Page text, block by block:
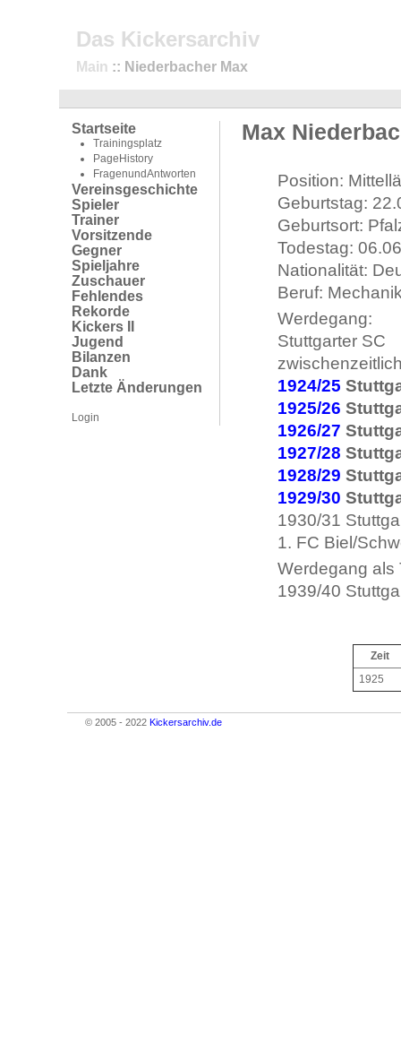
Das Kickersarchiv
Main :: Niederbacher Max
Startseite
Trainingsplatz
PageHistory
FragenundAntworten
Vereinsgeschichte
Spieler
Trainer
Vorsitzende
Gegner
Spieljahre
Zuschauer
Fehlendes
Rekorde
Kickers II
Jugend
Bilanzen
Dank
Letzte Änderungen
Login
Max
Position:
Geburtstag:
Geburtsort:
Todestag:
Nationalität:
Beruf:
Werdegang:
Stuttgarter SC
1924/25
1925/26
1926/27
1927/28
1928/29
1929/30
1930/31
1. FC Biel/
Werdegang als
1939/40
Zeit
1925
© 2005 - 2022 Kickersarchiv.de